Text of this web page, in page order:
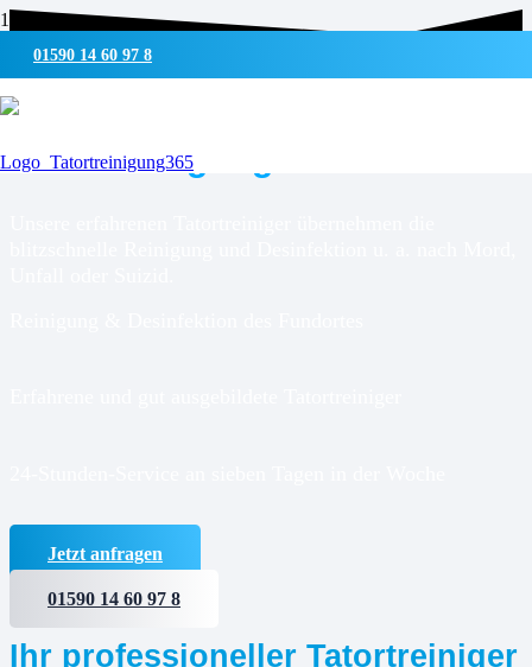
01590 14 60 97 8
UMWELTSCHONENDE REINIGUNG & DESINFEKTION
Tatortreinigung für
Jetzt anfragen
01590 14 60 97 8
Ihr professioneller Tatortreiniger